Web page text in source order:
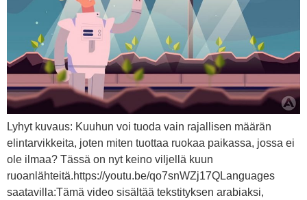
Lyhyt kuvaus: Kuuhun voi tuoda vain rajallisen määrän
elintarvikkeita, joten miten tuottaa ruokaa paikassa, jossa ei
ole ilmaa? Tässä on nyt keino viljellä kuun
ruoanlähteitä.https://youtu.be/qo7snWZj17QLanguages
saatavilla:Tämä video sisältää tekstityksen arabiaksi,